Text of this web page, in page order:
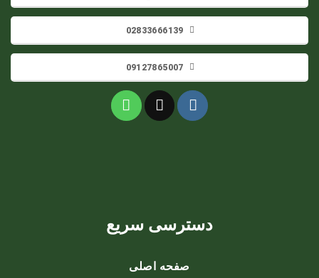
02833666139
09127865007
دسترسی سریع
صفحه اصلی